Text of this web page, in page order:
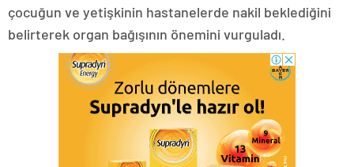
çocuğun ve yetişkinin hastanelerde nakil beklediğini
belirterek organ bağışının önemini vurguladı.